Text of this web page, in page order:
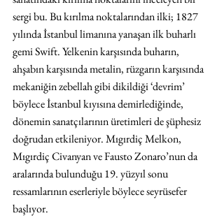
sergi bu. Bu kırılma noktalarından ilki; 1827
yılında İstanbul limanına yanaşan ilk buharlı
gemi Swift. Yelkenin karşısında buharın,
ahşabın karşısında metalin, rüzgarın karşısında
mekaniğin zebellah gibi dikildiği ‘devrim’
böylece İstanbul kıyısına demirlediğinde,
dönemin sanatçılarının üretimleri de şüphesiz
doğrudan etkileniyor. Mıgırdiç Melkon,
Mıgırdiç Civanyan ve Fausto Zonaro’nun da
aralarında bulunduğu 19. yüzyıl sonu
ressamlarının eserleriyle böylece seyrüsefer
başlıyor.